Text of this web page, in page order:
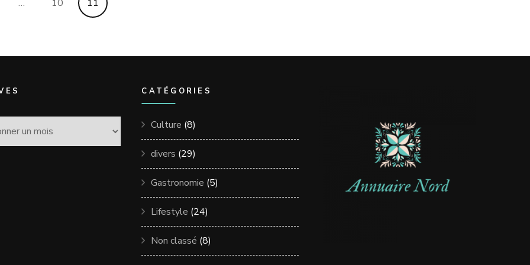
… 10 11
CATÉGORIES
Culture (8)
divers (29)
Gastronomie (5)
Lifestyle (24)
Non classé (8)